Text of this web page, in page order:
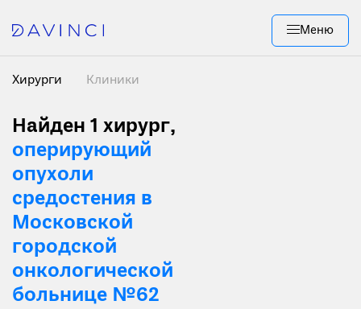
Меню
Хирурги Клиники
Найден 1 хирург,
оперирующий
опухоли
средостения в
Московской
городской
онкологической
больнице №62